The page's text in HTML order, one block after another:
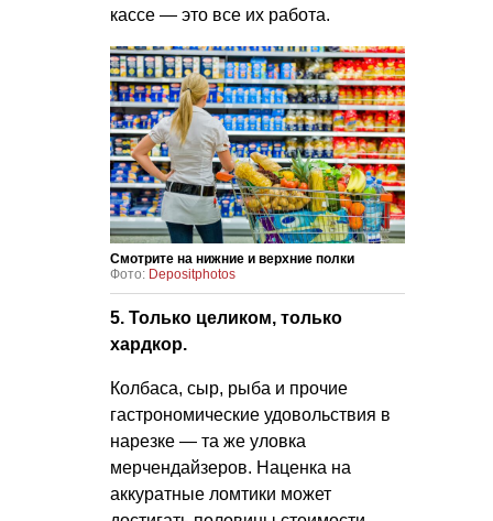
кассе — это все их работа.
Смотрите на нижние и верхние полки
Фото: Depositphotos
5. Только целиком, только
хардкор.
Колбаса, сыр, рыба и прочие
гастрономические удовольствия в
нарезке — та же уловка
мерчендайзеров. Наценка на
аккуратные ломтики может